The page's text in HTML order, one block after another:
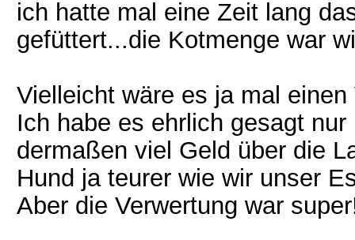
ich hatte mal eine Zeit lang
gefüttert...die Kotmenge war
Vielleicht wäre es ja mal einen
Ich habe es ehrlich gesagt
dermaßen viel Geld über die
Hund ja teurer wie wir unser
Aber die Verwertung war